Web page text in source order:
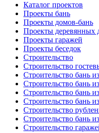
Каталог проектов
Проекты бань
Проекты домов-бань
Проекты деревянных
Проекты гаражей
Проекты беседок
Строительство
Строительство
Строительство бань
Строительство бань
Строительство бань
Строительство бань
Строительство
Строительство бань
Строительство